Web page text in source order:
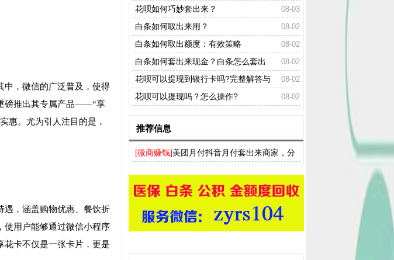
中，微信的广泛普及，使得
磅推出其专属产品——“享
惠。尤为引人注目的是，
遇，涵盖购物优惠、餐饮折
使用户能够通过微信小程序
花卡不仅是一张卡片，更是
姿势！轻松掌握 08-03
花呗如何巧妙套出来？
08-02
白条如何取出来用？
08-02
白条如何取出额度：有效策略
08-02
白条如何套出来现金？白条怎么套出
来？ 08-02
花呗可以提现到银行卡吗?完整解答与
稳妥替代方案 08-02
花呗可以提现吗？怎么操作?
推荐信息
[微商赚钱]美团月付抖音月付套出来商家，分